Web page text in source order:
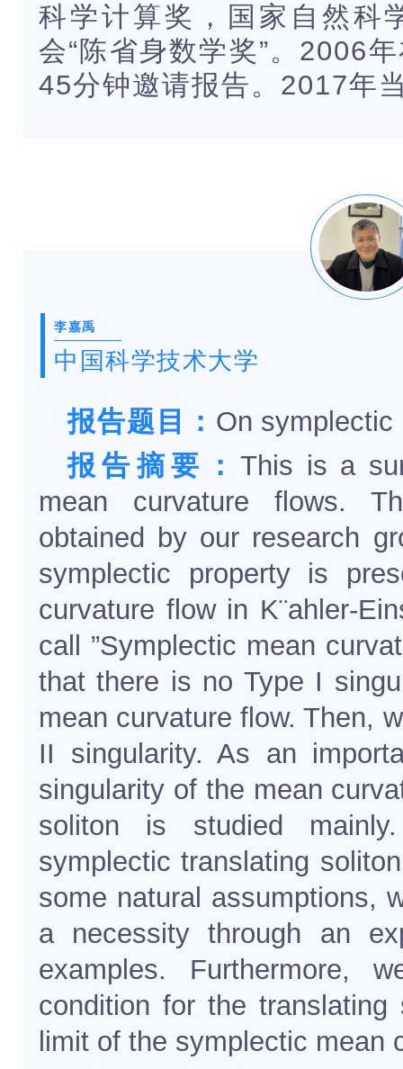
科学计算奖，国家自然科
会“陈省身数学奖”。2006
45分钟邀请报告。2017年
李嘉禹
中国科学技术大学
报告题目： On symplectic
报告摘要：This is a
mean curvature flows.
obtained by our research
symplectic property is
curvature flow in K¨ahler-
call ”Symplectic mean
that there is no Type I
mean curvature flow. Then,
II singularity. As an
singularity of the mean
soliton is studied
symplectic translating
some natural assumptions,
a necessity through an
examples. Furthermore,
condition for the
limit of the symplectic mean